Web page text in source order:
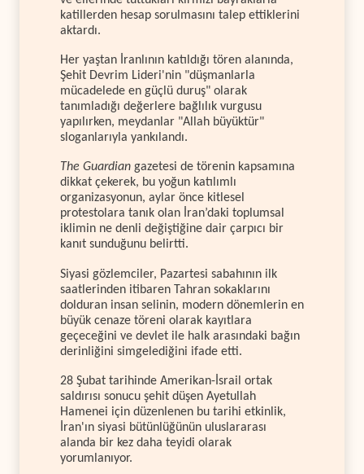
katillerden hesap sorulmasını talep ettiklerini
aktardı.
Her yaştan İranlının katıldığı tören alanında,
Şehit Devrim Lideri'nin "düşmanlarla
mücadelede en güçlü duruş" olarak
tanımladığı değerlere bağlılık vurgusu
yapılırken, meydanlar "Allah büyüktür"
sloganlarıyla yankılandı.
The Guardian gazetesi de törenin kapsamına
dikkat çekerek, bu yoğun katılımlı
organizasyonun, aylar önce kitlesel
protestolara tanık olan İran’daki toplumsal
iklimin ne denli değiştiğine dair çarpıcı bir
kanıt sunduğunu belirtti.
Siyasi gözlemciler, Pazartesi sabahının ilk
saatlerinden itibaren Tahran sokaklarını
dolduran insan selinin, modern dönemlerin en
büyük cenaze töreni olarak kayıtlara
geçeceğini ve devlet ile halk arasındaki bağın
derinliğini simgelediğini ifade etti.
28 Şubat tarihinde Amerikan-İsrail ortak
saldırısı sonucu şehit düşen Ayetullah
Hamenei için düzenlenen bu tarihi etkinlik,
İran'ın siyasi bütünlüğünün uluslararası
alanda bir kez daha teyidi olarak
yorumlanıyor.